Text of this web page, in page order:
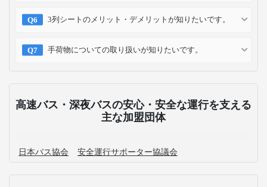
3列シートのメリット・デメリットが知りたいです。
手荷物についての取り扱いが知りたいです。
高速バス・深夜バスの安心・安全な運行を支える
主な加盟団体
日本バス協会 安全運行サポーター協議会